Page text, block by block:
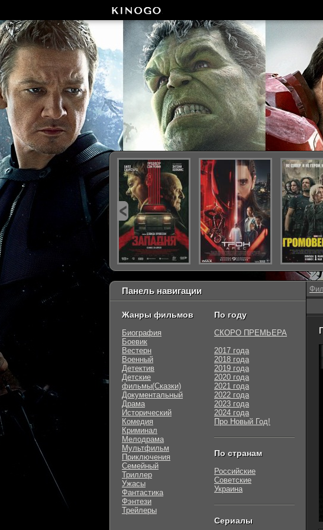
Панель навигации
Жанры фильмов
Биография
Боевик
Вестерн
Военный
Детектив
Детские
фильмы(Сказки)
Документальный
Драма
Исторический
Комедия
Криминал
Мелодрама
Мультфильм
Приключения
Семейный
Триллер
Ужасы
Фантастика
Фэнтези
Трейлеры
По году
СКОРО ПРЕМЬЕРА
2017 года
2018 года
2019 года
2020 года
2021 года
2022 года
2023 года
2024 года
Про Новый Год!
По странам
Российские
Советские
Украина
Сериалы